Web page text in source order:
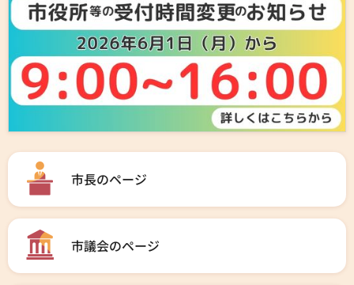
市長のページ
市議会のページ